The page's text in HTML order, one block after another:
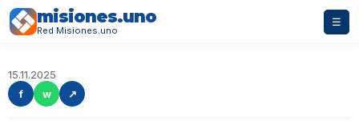
misiones.uno
Red Misiones.uno
☰
15.11.2025
f
w ↗